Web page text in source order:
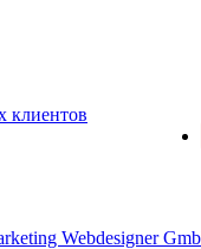
клиентов
Webdesigner